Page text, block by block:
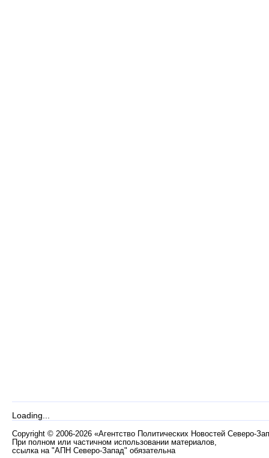
Loading...
Copyright © 2006-2026 «Агентство Политических Новостей Северо-
При полном или частичном использовании материалов,
ссылка на "АПН Северо-Запад" обязательна